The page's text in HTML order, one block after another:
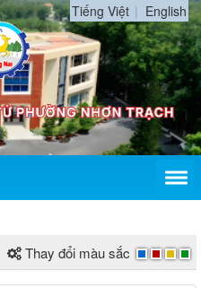
Tiếng Việt English
Thay đổi màu sắc